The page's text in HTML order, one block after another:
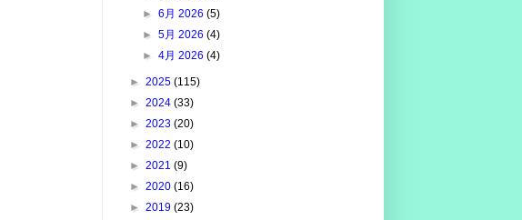
►6月 2026(5)
►5月 2026(4)
►4月 2026(4)
► 2025 (115)
► 2024 (33)
► 2023 (20)
► 2022 (10)
► 2021 (9)
► 2020 (16)
► 2019 (23)